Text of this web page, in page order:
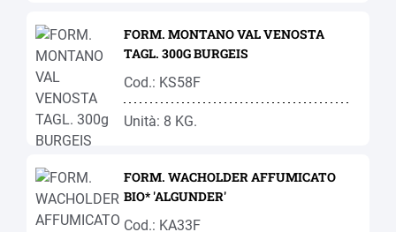
FORM. MONTANO VAL VENOSTA
TAGL. 300G BURGEIS
Cod.: KS58F
Unità: 8 KG.
FORM. WACHOLDER AFFUMICATO
BIO* 'ALGUNDER'
Cod.: KA33F